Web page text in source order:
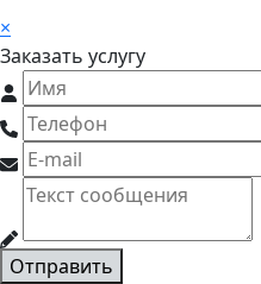
×
Заказать услугу
Отправить